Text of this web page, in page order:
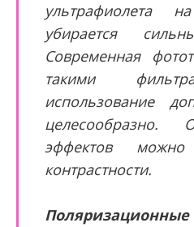
ультрафиолета
убирается
Современная
такими
использование
эффектов
контрастности.